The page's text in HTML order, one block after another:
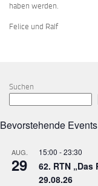
haben werden.
Felice und Ralf
Suchen
Bevorstehende Events
AUG.
29
15:00 -23:30
62. RTN
29.08.26